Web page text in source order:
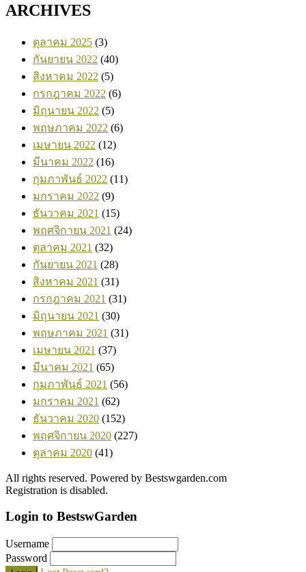
ARCHIVES
ตุลาคม 2025 (3)
กันยายน 2022 (40)
สิงหาคม 2022 (5)
กรกฎาคม 2022 (6)
มิถุนายน 2022 (5)
พฤษภาคม 2022 (6)
เมษายน 2022 (12)
มีนาคม 2022 (16)
กุมภาพันธ์ 2022 (11)
มกราคม 2022 (9)
ธันวาคม 2021 (15)
พฤศจิกายน 2021 (24)
ตุลาคม 2021 (32)
กันยายน 2021 (28)
สิงหาคม 2021 (31)
กรกฎาคม 2021 (31)
มิถุนายน 2021 (30)
พฤษภาคม 2021 (31)
เมษายน 2021 (37)
มีนาคม 2021 (65)
กุมภาพันธ์ 2021 (56)
มกราคม 2021 (62)
ธันวาคม 2020 (152)
พฤศจิกายน 2020 (227)
ตุลาคม 2020 (41)
All rights reserved. Powered by Bestswgarden.com
Registration is disabled.
Login to BestswGarden
Username
Password